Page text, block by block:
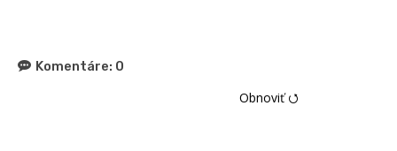
Komentáre: 0
Obnoviť ⭯